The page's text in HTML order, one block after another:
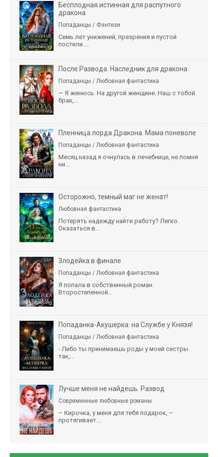
Бесплодная истинная для распутного
дракона
Попаданцы / Фэнтези
Семь лет унижений, презрения и пустой
постели....
После Развода. Наследник для дракона
Попаданцы / Любовная фантастика
— Я женюсь. На другой женщине. Наш с тобой
брак,...
Пленница лорда Дракона. Мама поневоле
Попаданцы / Любовная фантастика
Месяц назад я очнулась в лечебнице, не помня
ни...
Осторожно, темный маг не женат!
Любовная фантастика
Потерять надежду найти работу? Легко.
Оказаться в...
Злодейка в финале
Попаданцы / Любовная фантастика
Я попала в собственный роман.
Второстепенной...
Попаданка-Акушерка: на Службе у Князя!
Попаданцы / Любовная фантастика
- Либо ты принимаешь роды у моей сестры
так,...
Лучше меня не найдешь. Развод
Современные любовные романы
– Кирочка, у меня для тебя подарок, –
протягивает...